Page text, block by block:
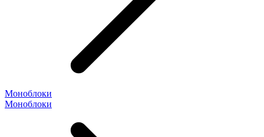
Моноблоки
Моноблоки